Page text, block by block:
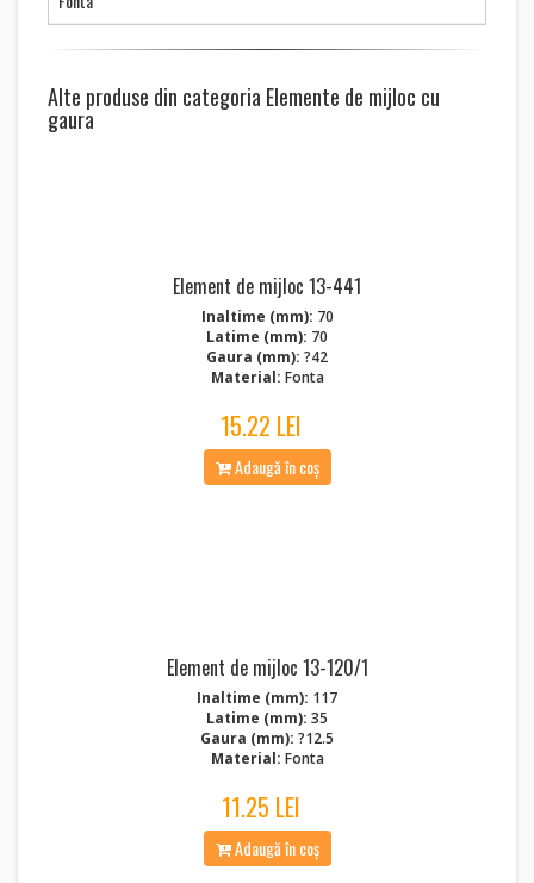
Alte produse din categoria Elemente de mijloc cu
gaura
Element de mijloc 13-441
Inaltime (mm): 70
Latime (mm): 70
Gaura (mm): ?42
Material: Fonta
15.22 LEI
Adaugă în coș
Element de mijloc 13-120/1
Inaltime (mm): 117
Latime (mm): 35
Gaura (mm): ?12.5
Material: Fonta
11.25 LEI
Adaugă în coș